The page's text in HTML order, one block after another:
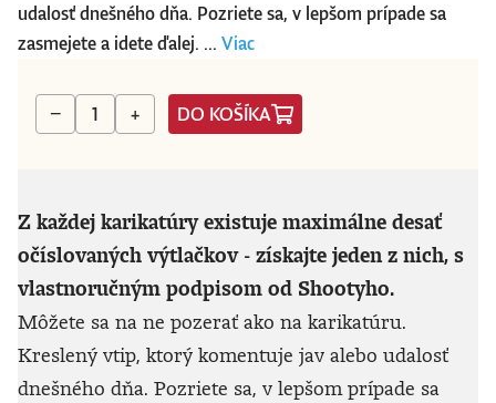
udalosť dnešného dňa. Pozriete sa, v lepšom prípade sa
zasmejete a idete ďalej. ... Viac
− + DO KOŠÍKA
Z každej karikatúry existuje maximálne desať
očíslovaných výtlačkov - získajte jeden z nich, s
vlastnoručným podpisom od Shootyho.
Môžete sa na ne pozerať ako na karikatúru.
Kreslený vtip, ktorý komentuje jav alebo udalosť
dnešného dňa. Pozriete sa, v lepšom prípade sa